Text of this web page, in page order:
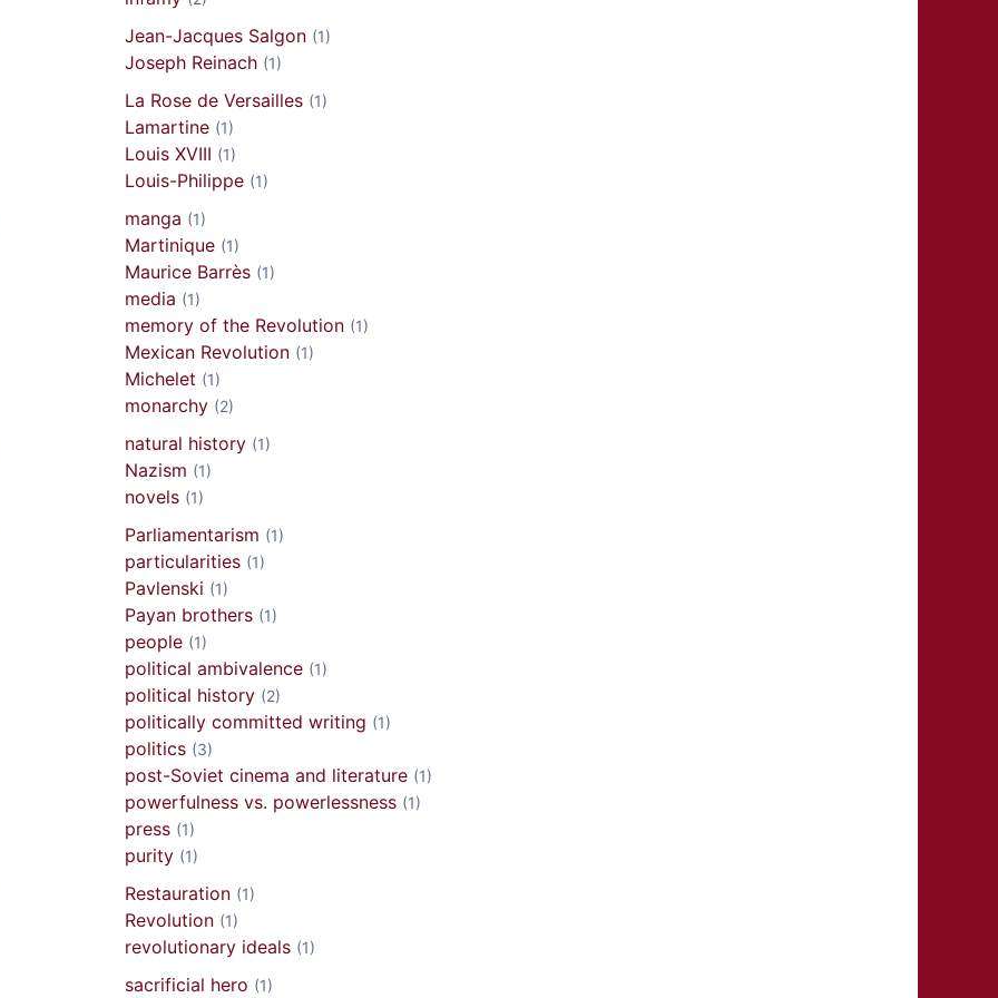
Jean-Jacques Salgon (1)
Joseph Reinach (1)
La Rose de Versailles (1)
Lamartine (1)
Louis XVIII (1)
Louis-Philippe (1)
manga (1)
Martinique (1)
Maurice Barrès (1)
media (1)
memory of the Revolution (1)
Mexican Revolution (1)
Michelet (1)
monarchy (2)
natural history (1)
Nazism (1)
novels (1)
Parliamentarism (1)
particularities (1)
Pavlenski (1)
Payan brothers (1)
people (1)
political ambivalence (1)
political history (2)
politically committed writing (1)
politics (3)
post-Soviet cinema and literature (1)
powerfulness vs. powerlessness (1)
press (1)
purity (1)
Restauration (1)
Revolution (1)
revolutionary ideals (1)
sacrificial hero (1)